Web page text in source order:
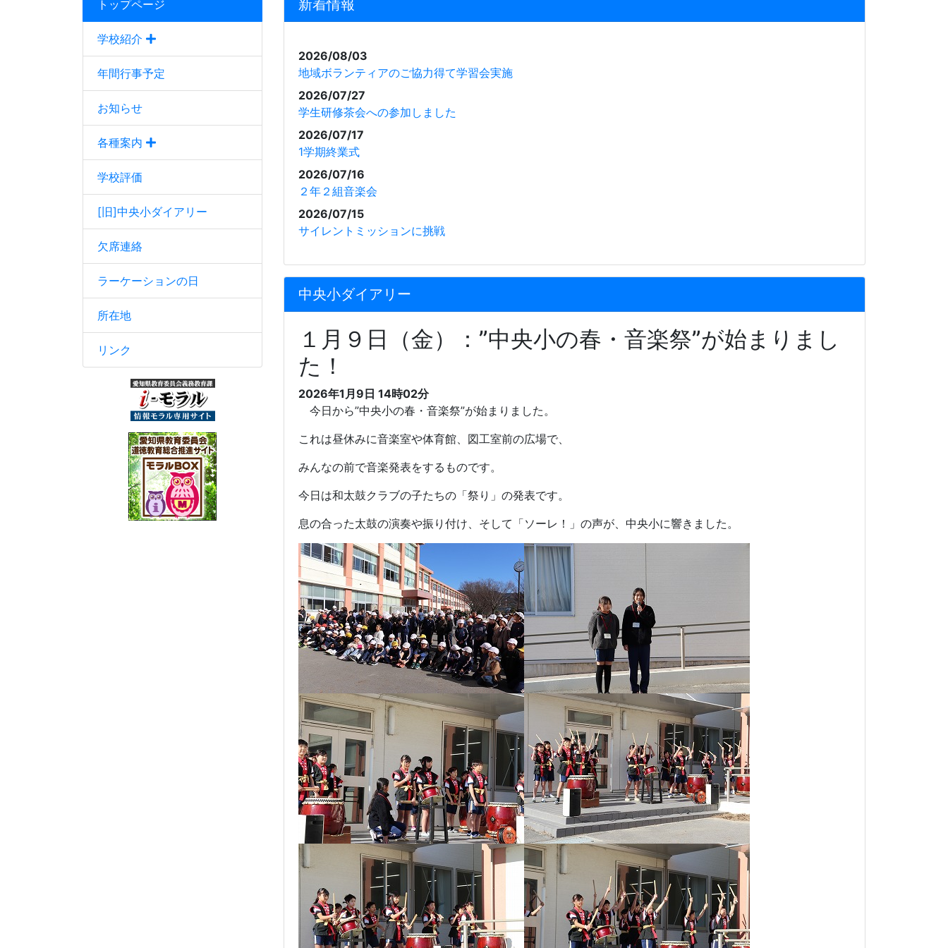
トップページ
学校紹介
年間行事予定
お知らせ
各種案内
学校評価
[旧]中央小ダイアリー
欠席連絡
ラーケーションの日
所在地
リンク
新着情報
2026/08/03
地域ボランティアのご協力得て学習会実施
2026/07/27
学生研修茶会への参加しました
2026/07/17
1学期終業式
2026/07/16
２年２組音楽会
2026/07/15
サイレントミッションに挑戦
中央小ダイアリー
１月９日（金）：”中央小の春・音楽祭”が始まりまし
た！
2026年1月9日 14時02分
今日から”中央小の春・音楽祭”が始まりました。
これは昼休みに音楽室や体育館、図工室前の広場で、
みんなの前で音楽発表をするものです。
今日は和太鼓クラブの子たちの「祭り」の発表です。
息の合った太鼓の演奏や振り付け、そして「ソーレ！」の声が、中央小に響きました。